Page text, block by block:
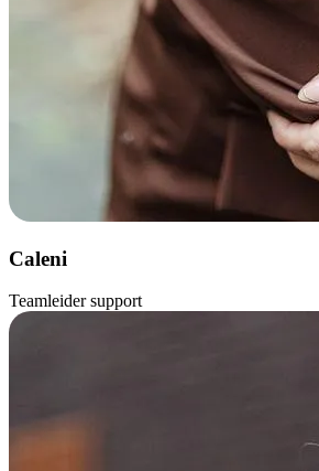
Caleni
Teamleider support